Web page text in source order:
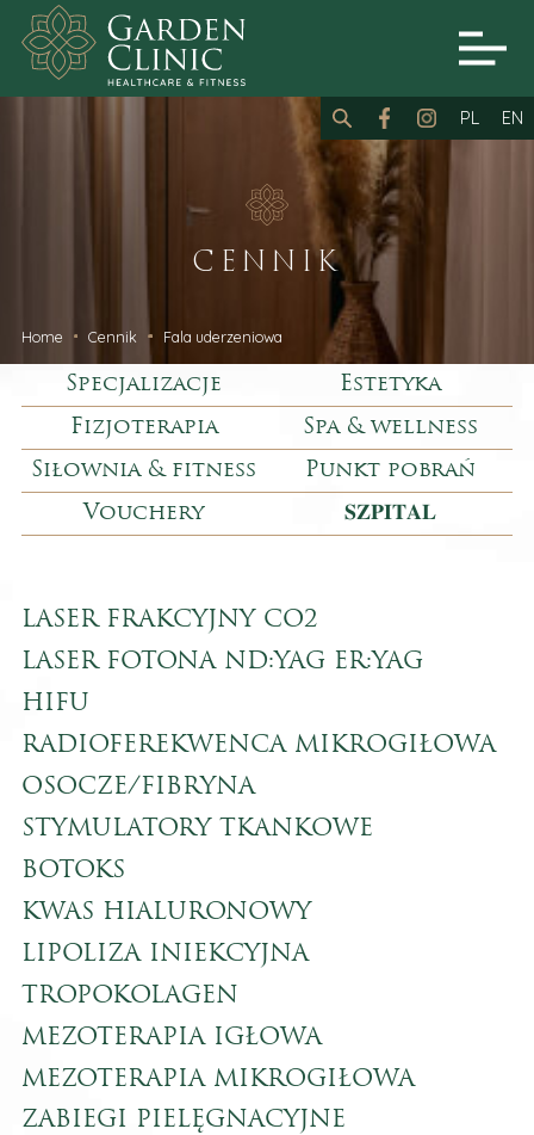
PL EN
CENNIK
Home Cennik Fala uderzeniowa
Specjalizacje Estetyka
Fizjoterapia Spa & wellness
Siłownia & fitness Punkt pobrań
Vouchery 𝐒𝐙𝐏𝐈𝐓𝐀𝐋
LASER FRAKCYJNY CO2
LASER FOTONA ND:YAG ER:YAG
HIFU
RADIOFEREKWENCA MIKROGIŁOWA
OSOCZE/FIBRYNA
STYMULATORY TKANKOWE
BOTOKS
KWAS HIALURONOWY
LIPOLIZA INIEKCYJNA
TROPOKOLAGEN
MEZOTERAPIA IGŁOWA
MEZOTERAPIA MIKROGIŁOWA
ZABIEGI PIELĘGNACYJNE